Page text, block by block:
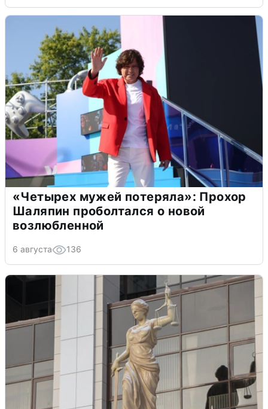
«Четырех мужей потеряла»: Прохор
Шаляпин проболтался о новой
возлюбленной
6 августа 136